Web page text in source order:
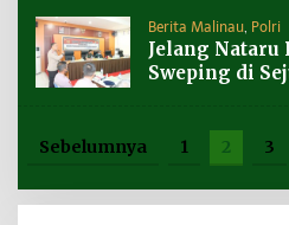
Berita Malinau Polri
Jelang Nataru
Sweping di
Sebelumnya 1 2 3